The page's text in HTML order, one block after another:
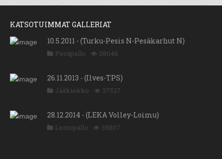
KATSOTUIMMAT GALLERIAT
10.5.2011 - (Turku-Pesis N-Pesäkarhut N)
Pesäpallo 38046
26.11.2013 - (Ilves-TPS)
Jääkiekko 37527
28.12.2014 - (LEKA Volley-Loimu)
Lentopallo 35807